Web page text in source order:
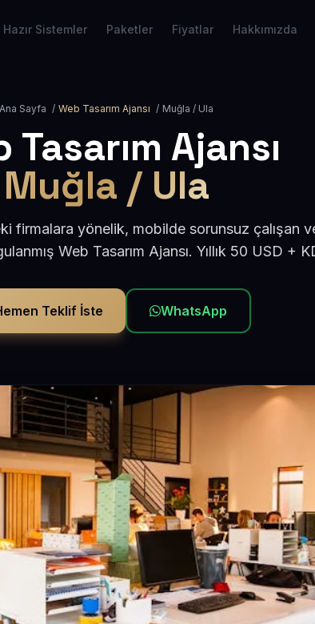
Hazır Sistemler Paketler Fiyatlar Hakkımızda
Ana Sayfa / Web Tasarım Ajansı / Muğla / Ula
Tasarım Ajansı
Muğla / Ula
firmalara yönelik, mobilde sorunsuz çalışan
Web Tasarım Ajansı. Yıllık 50 USD +
Teklif İste WhatsApp